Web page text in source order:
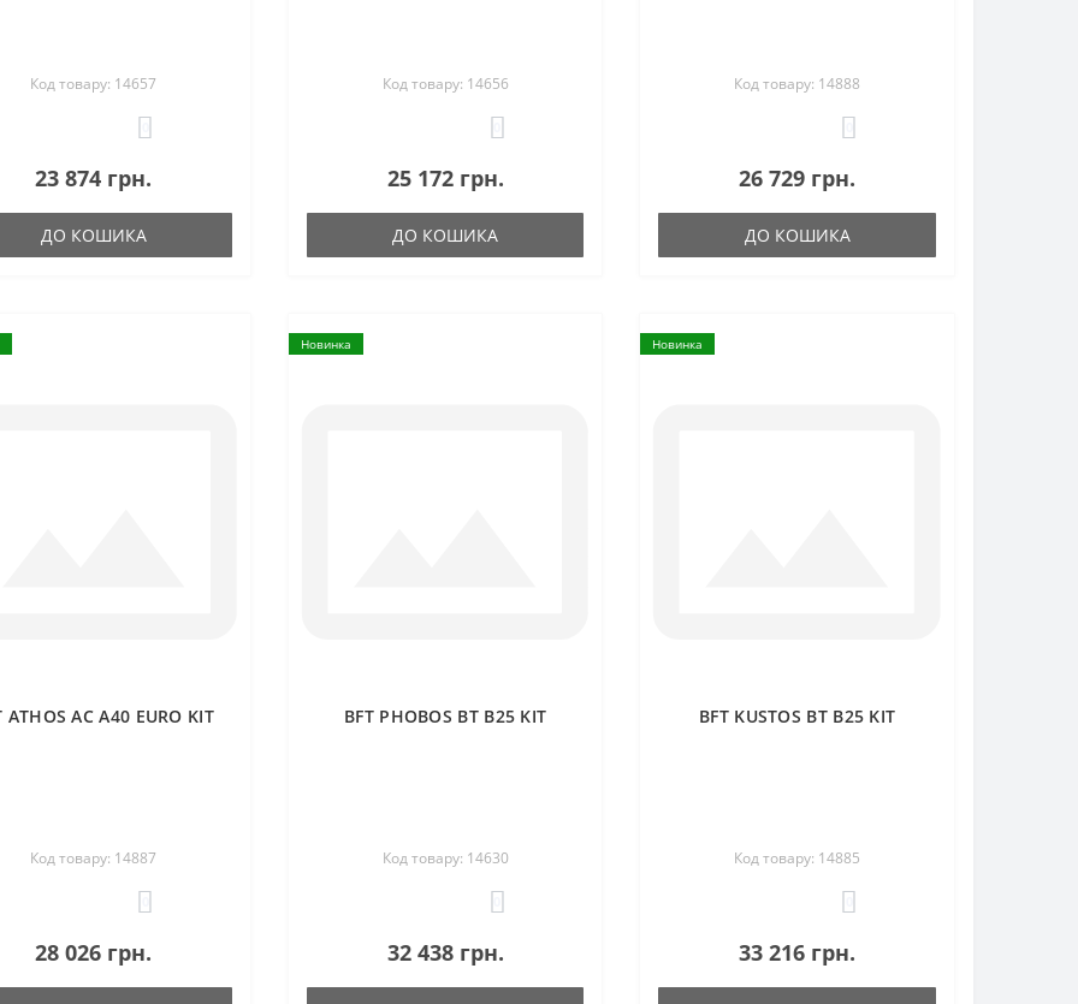
Код товару: 14657
23 874 грн.
ДО КОШИКА
Код товару: 14656
25 172 грн.
ДО КОШИКА
Код товару: 14888
26 729 грн.
ДО КОШИКА
ATHOS AC A40 EURO KIT
Код товару: 14887
28 026 грн.
Новинка
BFT PHOBOS BT B25 KIT
Код товару: 14630
32 438 грн.
Новинка
BFT KUSTOS BT B25 KIT
Код товару: 14885
33 216 грн.